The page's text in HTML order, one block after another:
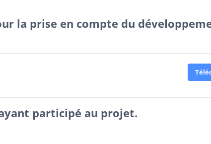
la prise en compte du
participé au projet.